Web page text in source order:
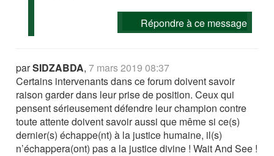
Répondre à ce message
parSIDZABDA,7 mars 2019 08:37
Certains intervenants dans ce forum doivent savoir
raison garder dans leur prise de position. Ceux qui
pensent sérieusement défendre leur champion contre
toute attente doivent savoir aussi que même si ce(s)
dernier(s) échappe(nt) à la justice humaine, il(s)
n’échappera(ont) pas a la justice divine ! Wait And See !